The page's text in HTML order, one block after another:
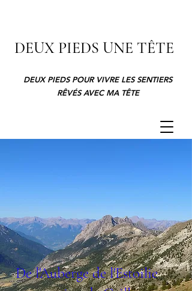
DEUX PIEDS UNE TÊTE
DEUX PIEDS POUR VIVRE LES SENTIERS
RÊVÉS AVEC MA TÊTE
De l'Auberge de l'Estoilie